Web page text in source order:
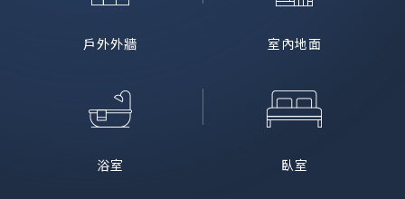
戶外外牆 室內地面
浴室 臥室